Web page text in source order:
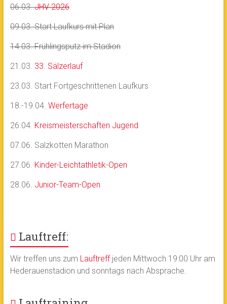
06.03.JHV 2026
09.03. Start Laufkurs mit Plan
14.03. Frühlingsputz im Stadion
21.03. 33. Sälzerlauf
23.03. Start Fortgeschrittenen Laufkurs
18.-19.04. Werfertage
26.04. Kreismeisterschaften Jugend
07.06. Salzkotten Marathon
27.06. Kinder-Leichtathletik-Open
28.06. Junior-Team-Open
Lauftreff:
Wir treffen uns zum Lauftreffjeden Mittwoch 19:00 Uhr am
Hederauenstadion und sonntags nach Absprache.